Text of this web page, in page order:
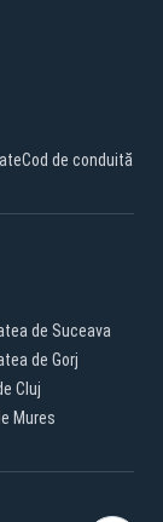
Cod de conduită
de Suceava
de Gorj
Cluj
Mures